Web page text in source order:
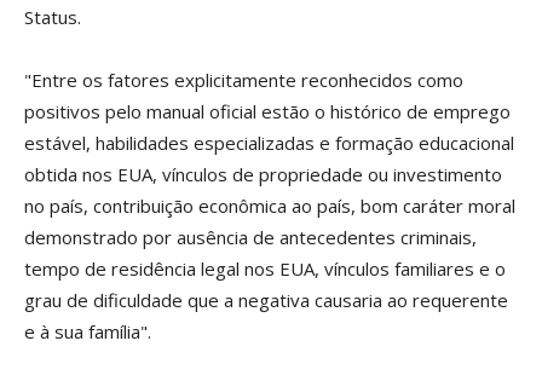
Status.
"Entre os fatores explicitamente reconhecidos como
positivos pelo manual oficial estão o histórico de emprego
estável, habilidades especializadas e formação educacional
obtida nos EUA, vínculos de propriedade ou investimento
no país, contribuição econômica ao país, bom caráter moral
demonstrado por ausência de antecedentes criminais,
tempo de residência legal nos EUA, vínculos familiares e o
grau de dificuldade que a negativa causaria ao requerente
e à sua família".